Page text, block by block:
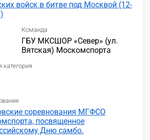
войск в битве под Москвой (12-
Команда
ГБУ МКСШОР «Север» (ул.
Вятская) Москомспорта
категория
соревнования МГФСО
посвященное
Дню самбо.